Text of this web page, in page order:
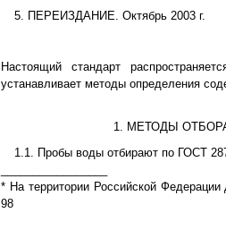
5. ПЕРЕИЗДАНИЕ. Октябрь 2003 г.
Настоящий стандарт
устанавливает методы определения
1. МЕТОДЫ
1.1. Пробы воды отбирают по ГОСТ
* На территории Российской
98